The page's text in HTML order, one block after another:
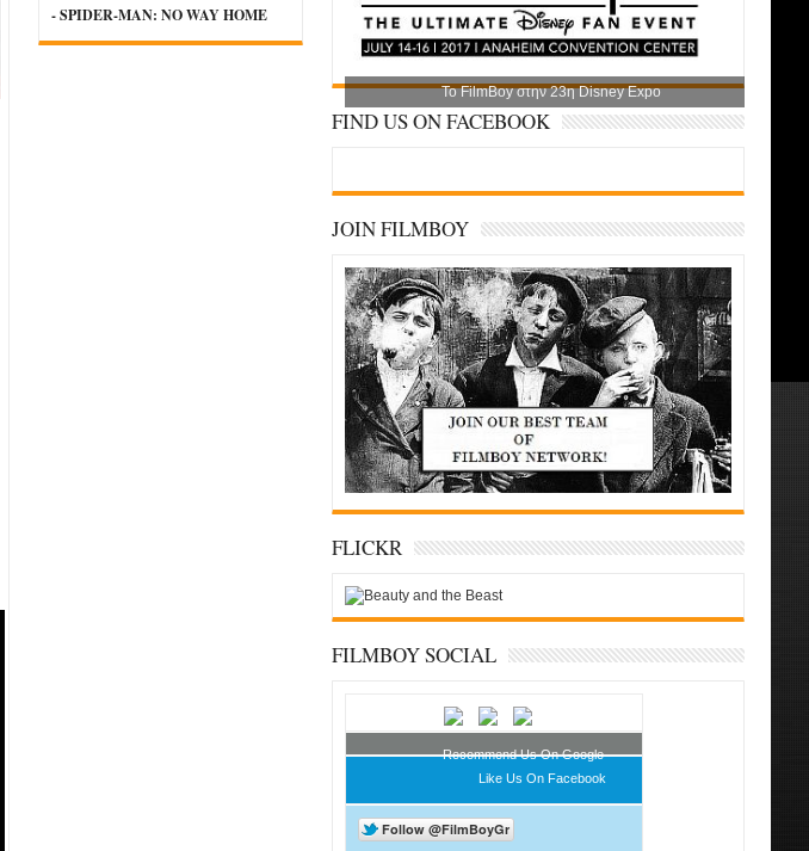
Το FilmBoy στην 23η Disney Expo
FIND US ON FACEBOOK
JOIN FILMBOY
FLICKR
FILMBOY SOCIAL
Recommend Us On Google
Like Us On Facebook
- SPIDER-MAN: NO WAY HOME